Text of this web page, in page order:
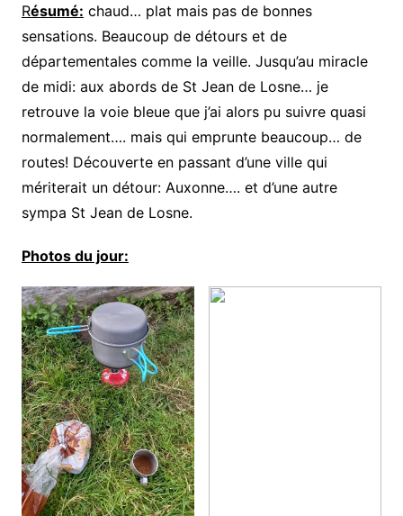
Résumé: chaud… plat mais pas de bonnes
sensations. Beaucoup de détours et de
départementales comme la veille. Jusqu’au miracle
de midi: aux abords de St Jean de Losne… je
retrouve la voie bleue que j’ai alors pu suivre quasi
normalement…. mais qui emprunte beaucoup… de
routes! Découverte en passant d’une ville qui
mériterait un détour: Auxonne…. et d’une autre
sympa St Jean de Losne.
Photos du jour: